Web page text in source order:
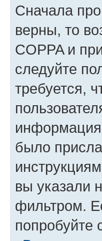
Сначала
верны, то
COPPA и
следуйте
требуется,
информация
было
вы указали
фильтром.
попробуйте